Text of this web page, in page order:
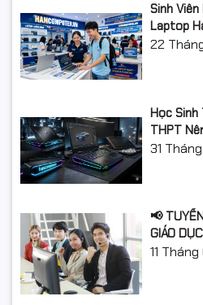
Thông tin sản phẩm
Tên sản
phẩm:
Hộp mực Xerox P115/
Mã chính
Số lượng
trang in:
1.500 bản (theo tiêu
mức độ phủ mực 5%
Màu mực: Đen
Chip và
Chip mới 100%
Sinh
Laptop
Máy Tính
22
Học Sinh
THPT
Năm Học
31
📢
GIÁO
11